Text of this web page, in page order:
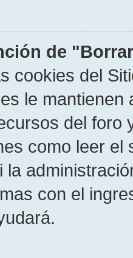
de
cookies del
le
del foro
como leer el
la
con el